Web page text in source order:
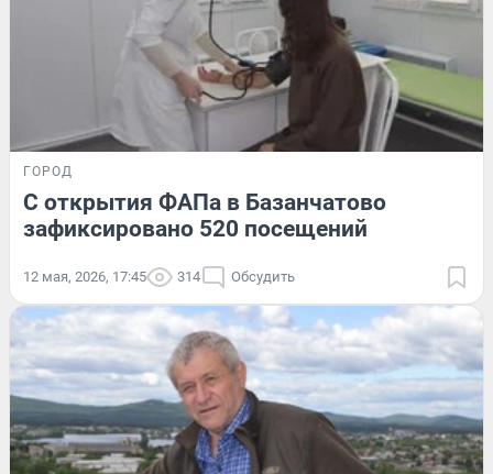
ГОРОД
С открытия ФАПа в Базанчатово
зафиксировано 520 посещений
12 мая, 2026, 17:45 314 Обсудить